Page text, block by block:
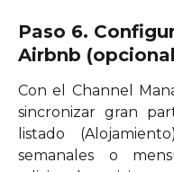
Paso 6.
Airbnb
Con el Channel
sincronizar gran
listado
semanales o